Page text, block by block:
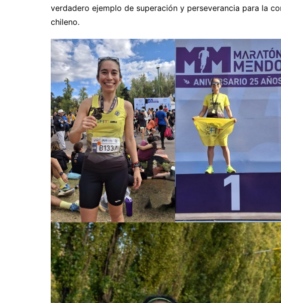
verdadero ejemplo de superación y perseverancia para la
chileno.